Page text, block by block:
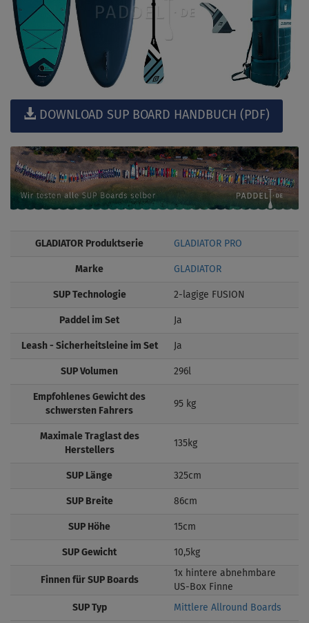
DOWNLOAD SUP BOARD HANDBUCH (PDF)
GLADIATOR Produktserie GLADIATOR PRO
Marke GLADIATOR
SUP Technologie 2-lagige FUSION
Paddel im Set Ja
Leash - Sicherheitsleine im Set Ja
SUP Volumen 296l
Empfohlenes Gewicht des
schwersten Fahrers
95 kg
Maximale Traglast des
Herstellers
135kg
SUP Länge 325cm
SUP Breite 86cm
SUP Höhe 15cm
SUP Gewicht 10,5kg
Finnen für SUP Boards
1x hintere abnehmbare
US-Box Finne
SUP Typ Mittlere Allround Boards